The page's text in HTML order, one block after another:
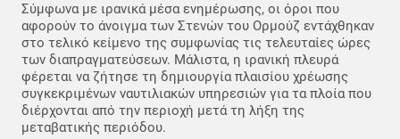
Σύμφωνα με ιρανικά μέσα ενημέρωσης, οι όροι που
αφορούν το άνοιγμα των Στενών του Ορμούζ εντάχθηκαν
στο τελικό κείμενο της συμφωνίας τις τελευταίες ώρες
των διαπραγματεύσεων. Μάλιστα, η ιρανική πλευρά
φέρεται να ζήτησε τη δημιουργία πλαισίου χρέωσης
συγκεκριμένων ναυτιλιακών υπηρεσιών για τα πλοία που
διέρχονται από την περιοχή μετά τη λήξη της
μεταβατικής περιόδου.